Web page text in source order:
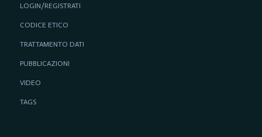
LOGIN/REGISTRATI
CODICE ETICO
TRATTAMENTO DATI
PUBBLICAZIONI
VIDEO
TAGS